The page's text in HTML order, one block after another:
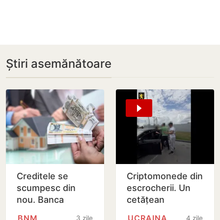
Știri asemănătoare
Creditele se
scumpesc din
nou. Banca
3 zile
Criptomonede din
escrocherii. Un
cetățean
4 zile